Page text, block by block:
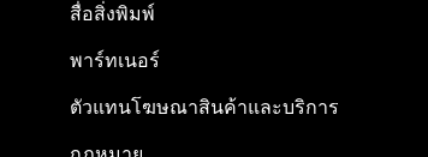
สื่อสิ่งพิมพ์
พาร์ทเนอร์
ตัวแทนโฆษณาสินค้าและบริการ